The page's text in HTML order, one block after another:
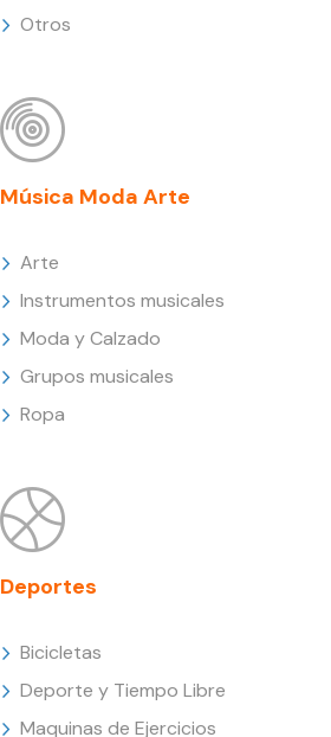
Otros
Música Moda Arte
Arte
Instrumentos musicales
Moda y Calzado
Grupos musicales
Ropa
Deportes
Bicicletas
Deporte y Tiempo Libre
Maquinas de Ejercicios